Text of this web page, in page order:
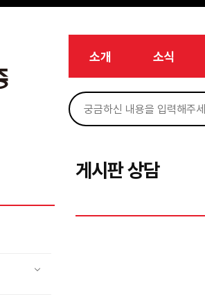
소개 소식
게시판 상담